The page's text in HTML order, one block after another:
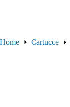
Home Cartucce